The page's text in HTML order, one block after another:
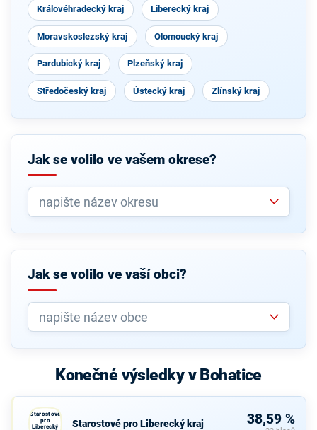
Královéhradecký kraj Liberecký kraj
Moravskoslezský kraj Olomoucký kraj
Pardubický kraj Plzeňský kraj
Středočeský kraj Ústecký kraj Zlínský kraj
Jak se volilo ve vašem okrese?
Jak se volilo ve vaší obci?
Konečné výsledky v Bohatice
Starostové
pro
Liberecký
Starostové pro Liberecký kraj 38,59 %